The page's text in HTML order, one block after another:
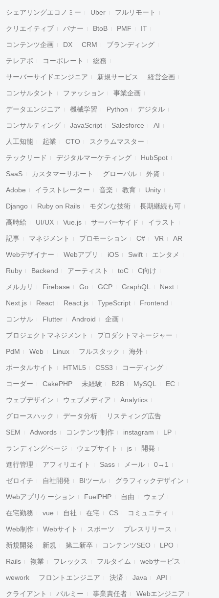
シェアリングエコノミー Uber フルリモート
クリエイティブ バナー BtoB PMF IT
コンテンツ企画 DX CRM ブランディング
テレアポ コーポレート 総務
サーバーサイドエンジニア 新規サービス 経営企画
コンサルタント ファッション 事業企画
データエンジニア 機械学習 Python デジタル
コンサルティング JavaScript Salesforce AI
人工知能 起業 CTO スクラムマスター
テックリード デジタルマーケティング HubSpot
SaaS カスタマーサポート グローバル 外資
Adobe イラストレーター 音楽 教育 Unity
Django Ruby on Rails モダンな技術 長期継続も可
高時給 UI/UX Vue.js サーバーサイド イラスト
記事 マネジメント プロモーション C# VR AR
Webデザイナー Webアプリ iOS Swift エンタメ
Ruby Backend アーティスト toC C向け
メルカリ Firebase Go GCP GraphQL Next
Next.js React React.js TypeScript Frontend
コンサル Flutter Android 企画
プロジェクトマネジメント プロダクトマネージャー
PdM Web Linux フルスタック 海外
ポータルサイト HTML5 CSS3 コーディング
コーダー CakePHP 未経験 B2B MySQL EC
ウェブデザイン ウェブメディア Analytics
グロースハック データ分析 リスティング広告
SEM Adwords コンテンツ制作 instagram LP
ランディングページ ウェブサイト js 開発
進行管理 アフィリエイト Sass メール 0→1
ゼロイチ 自社開発 BIツール グラフィックデザイン
Webアプリケーション FuelPHP 自由 ウェブ
在宅勤務 vue 自社 在宅 CS コミュニティ
Web制作 Webサイト スポーツ プレスリリース
新規開発 新規 第二新卒 コンテンツSEO LPO
Rails 複業 フレックス フルタイム webサービス
wework フロントエンジニア 決済 Java API
クライアント パルミー 事業責任者 Webエンジニア